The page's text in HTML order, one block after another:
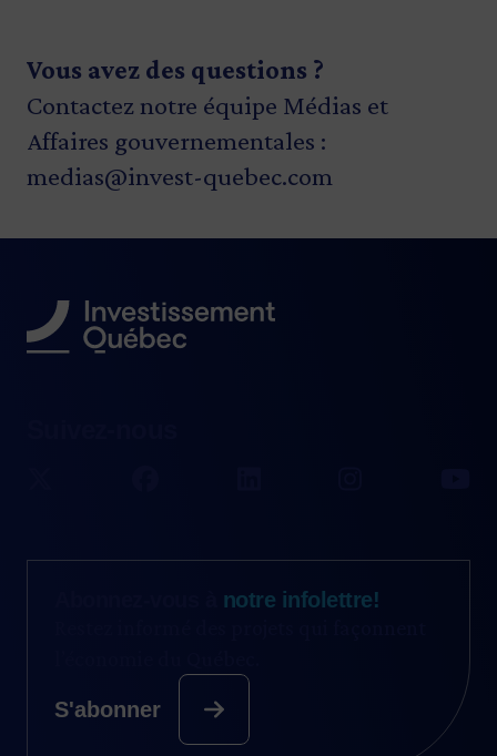
Vous avez des questions ?
Contactez notre équipe Médias et
Affaires gouvernementales :
medias@invest-quebec.com
notre infolettre!
S'abonner